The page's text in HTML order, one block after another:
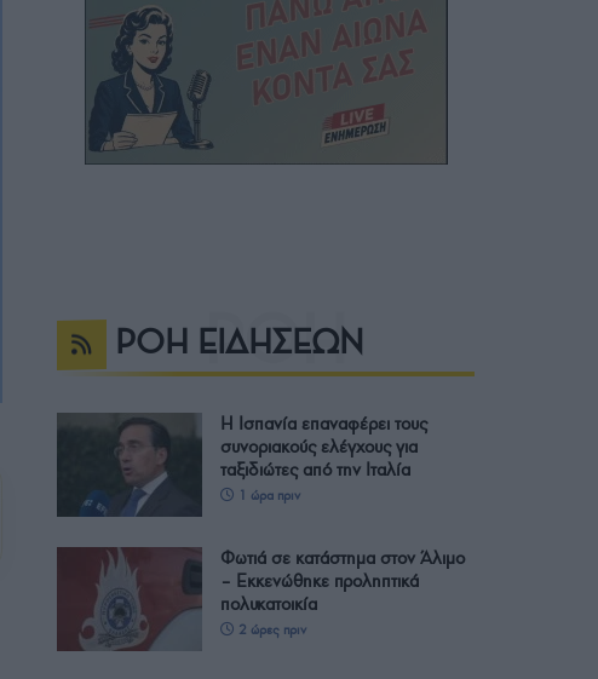
ΡΟΗ ΕΙΔΗΣΕΩΝ
Η Ισπανία επαναφέρει τους
συνοριακούς ελέγχους για
ταξιδιώτες από την Ιταλία
1 ώρα πριν
Φωτιά σε κατάστημα στον Άλιμο
– Εκκενώθηκε προληπτικά
πολυκατοικία
2 ώρες πριν